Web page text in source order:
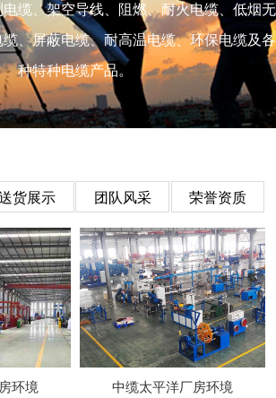
缆、架空导线、阻燃、耐火电缆、低烟无
、屏蔽电缆、耐高温电缆、环保电缆及各
种特种电缆产品。
货展示 团队风采 荣誉资质
环境 中缆太平洋厂房环境